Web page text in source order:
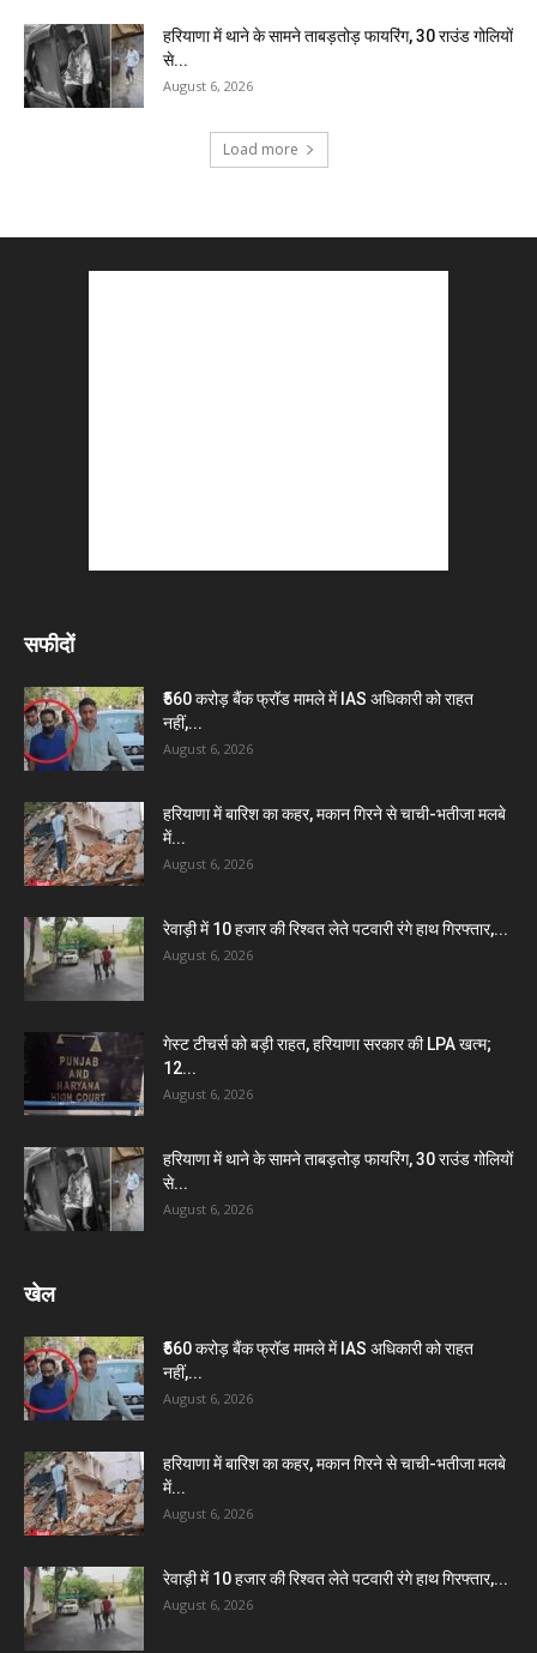
हरियाणा में थाने के सामने ताबड़तोड़ फायरिंग, 30 राउंड गोलियों
से...
August 6, 2026
Load more
सफीदों
₹560 करोड़ बैंक फ्रॉड मामले में IAS अधिकारी को राहत
नहीं,...
August 6, 2026
हरियाणा में बारिश का कहर, मकान गिरने से चाची-भतीजा मलबे
में...
August 6, 2026
रेवाड़ी में 10 हजार की रिश्वत लेते पटवारी रंगे हाथ गिरफ्तार,...
August 6, 2026
गेस्ट टीचर्स को बड़ी राहत, हरियाणा सरकार की LPA खत्म;
12...
August 6, 2026
हरियाणा में थाने के सामने ताबड़तोड़ फायरिंग, 30 राउंड गोलियों
से...
August 6, 2026
खेल
₹560 करोड़ बैंक फ्रॉड मामले में IAS अधिकारी को राहत
नहीं,...
August 6, 2026
हरियाणा में बारिश का कहर, मकान गिरने से चाची-भतीजा मलबे
में...
August 6, 2026
रेवाड़ी में 10 हजार की रिश्वत लेते पटवारी रंगे हाथ गिरफ्तार,...
August 6, 2026